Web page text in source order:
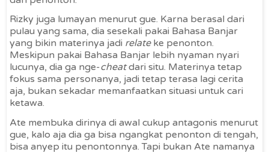
Rizky juga lumayan menurut gue. Karna berasal dari
pulau yang sama, dia sesekali pakai Bahasa Banjar
yang bikin materinya jadi relate ke penonton.
Meskipun pakai Bahasa Banjar lebih nyaman nyari
lucunya, dia ga nge-cheatdari situ. Materinya tetap
fokus sama personanya, jadi tetap terasa lagi cerita
aja, bukan sekadar memanfaatkan situasi untuk cari
ketawa.
Ate membuka dirinya di awal cukup antagonis menurut
gue, kalo aja dia ga bisa ngangkat penonton di tengah,
bisa anyep itu penontonnya. Tapi bukan Ate namanya